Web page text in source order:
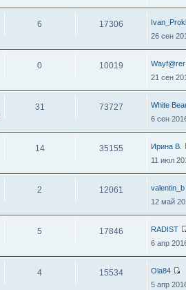
6 17306
26 сен
0 10019
Wayf@rer
21 сен
31 73727
White
6 сен
14 35155
Ирина В.
11 июл
2 12061
valentin_b
12 май
5 17846
RADIST
6 апр
4 15534
Ola84
5 апр